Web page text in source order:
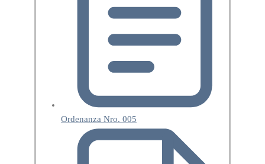
Ordenanza Nro. 005